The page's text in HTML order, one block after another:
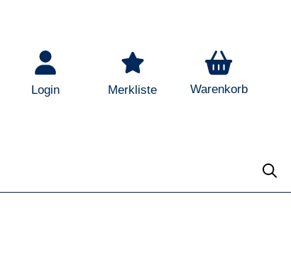
Login Merkliste Warenkorb